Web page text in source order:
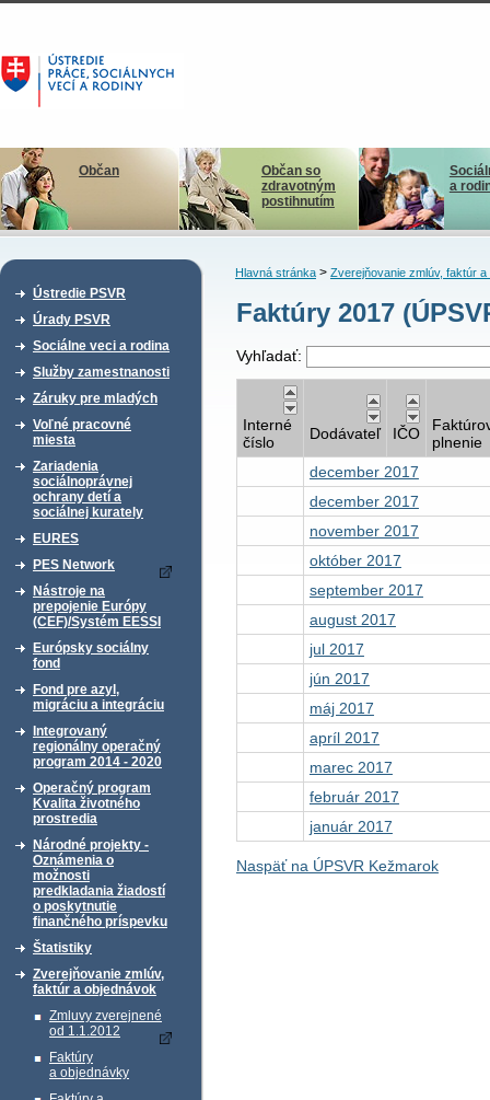
Občan
Občan so
zdravotným
postihnutím
a
Ústredie PSVR
Úrady PSVR
Sociálne veci a rodina
Služby zamestnanosti
Záruky pre mladých
Voľné pracovné
miesta
Zariadenia
sociálnoprávnej
ochrany detí a
sociálnej kurately
EURES
PES Network
Nástroje na
prepojenie Európy
(CEF)/Systém EESSI
Európsky sociálny
fond
Fond pre azyl,
migráciu a integráciu
Integrovaný
regionálny operačný
program 2014 - 2020
Operačný program
Kvalita životného
prostredia
Národné projekty -
Oznámenia o
možnosti
predkladania žiadostí
o poskytnutie
finančného príspevku
Štatistiky
Zverejňovanie zmlúv,
faktúr a objednávok
Zmluvy zverejnené
od 1.1.2012
Faktúry
a objednávky
Hlavná stránka> Zverejňovanie zmlúv, faktúr a
Faktúry 2017
Vyhľadať:
Interné
číslo
Dodávateľ IČO
plnenie
december 2017
december 2017
november 2017
október 2017
september 2017
august 2017
jul 2017
jún 2017
máj 2017
apríl 2017
marec 2017
február 2017
január 2017
Naspäť na ÚPSVR Kežmarok